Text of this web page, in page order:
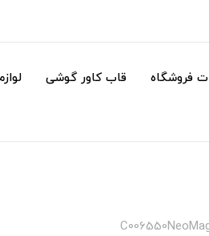
فروشگاه قاب کاور گوشی